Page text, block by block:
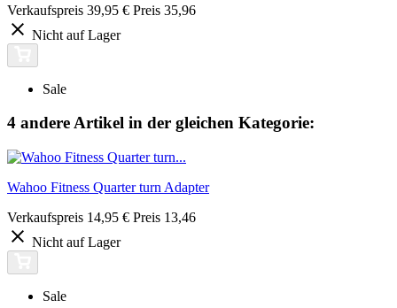
Verkaufspreis 39,95 € Preis 35,96
Nicht auf Lager
Sale
4 andere Artikel in der gleichen Kategorie:
Wahoo Fitness Quarter turn Adapter
Verkaufspreis 14,95 € Preis 13,46
Nicht auf Lager
Sale